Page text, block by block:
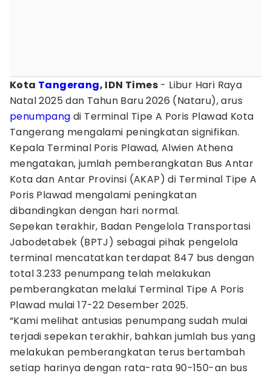
Kota Tangerang, IDN Times - Libur Hari Raya
Natal 2025 dan Tahun Baru 2026 (Nataru), arus
penumpang di Terminal Tipe A Poris Plawad Kota
Tangerang mengalami peningkatan signifikan.
Kepala Terminal Poris Plawad, Alwien Athena
mengatakan, jumlah pemberangkatan Bus Antar
Kota dan Antar Provinsi (AKAP) di Terminal Tipe A
Poris Plawad mengalami peningkatan
dibandingkan dengan hari normal.
Sepekan terakhir, Badan Pengelola Transportasi
Jabodetabek (BPTJ) sebagai pihak pengelola
terminal mencatatkan terdapat 847 bus dengan
total 3.233 penumpang telah melakukan
pemberangkatan melalui Terminal Tipe A Poris
Plawad mulai 17-22 Desember 2025.
“Kami melihat antusias penumpang sudah mulai
terjadi sepekan terakhir, bahkan jumlah bus yang
melakukan pemberangkatan terus bertambah
setiap harinya dengan rata-rata 90-150-an bus